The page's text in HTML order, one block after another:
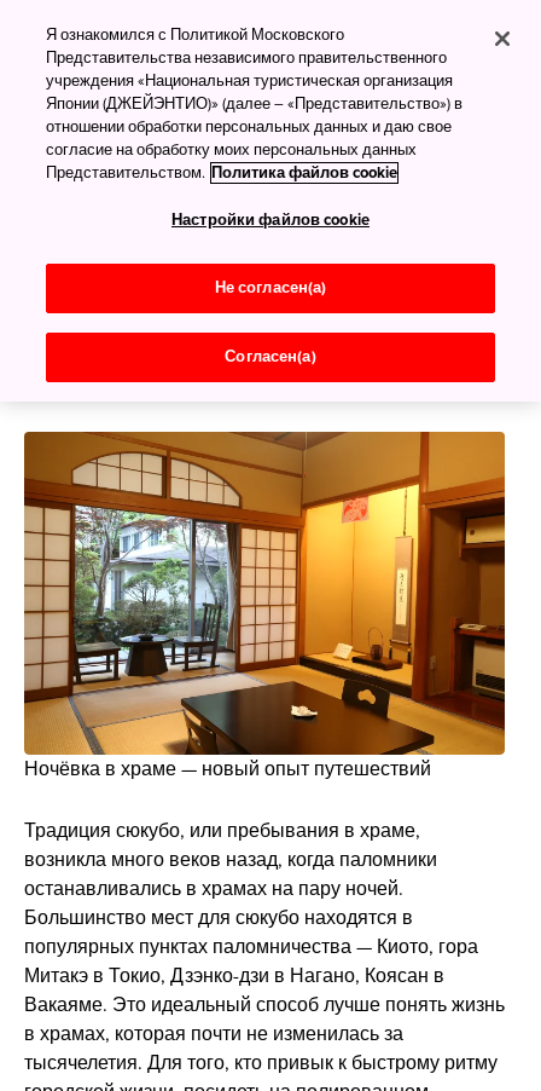
Сюкубо — проживание
в храме
Духовная Япония изнутри
Многие буддийские храмы в Японии предлагают
познакомиться с повседневной жизнью монахов —
поесть вегетарианской еды, помолиться и
помедитировать. Пребывание в японском храме —
это мир, спокойствие и ощущение жизни в более
Ночёвка в храме — новый опыт путешествий
Традиция сюкубо, или пребывания в храме,
возникла много веков назад, когда паломники
останавливались в храмах на пару ночей.
Большинство мест для сюкубо находятся в
популярных пунктах паломничества — Киото, гора
Митакэ в Токио, Дзэнко-дзи в Нагано, Коясан в
Вакаяме. Это идеальный способ лучше понять жизнь
в храмах, которая почти не изменилась за
тысячелетия. Для того, кто привык к быстрому ритму
Я ознакомился с Политикой Московского
Представительства независимого правительственного
учреждения «Национальная туристическая организация
Японии (ДЖЕЙЭНТИО)» (далее – «Представительство») в
отношении обработки персональных данных и даю свое
согласие на обработку моих персональных данных
Представительством. Политика файлов cookie
Настройки файлов cookie
Не согласен(а)
Согласен(а)